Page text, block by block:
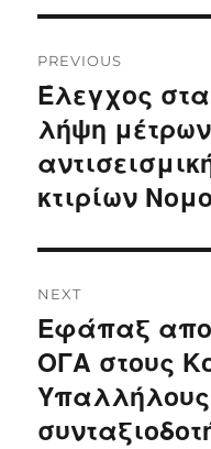
navigation
PREVIOUS
Previous
post:
Έλεγχος
λήψη
κτιρίων
NEXT
Next
post:
Εφάπαξ
ΟΓΑ στους